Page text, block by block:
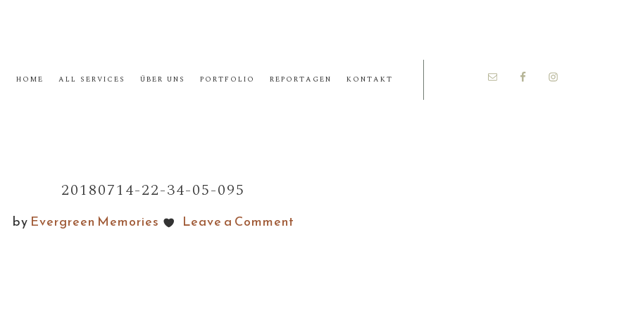
HOME ALL SERVICES ÜBER UNS PORTFOLIO REPORTAGEN KONTAKT
20180714-22-34-05-095
by Evergreen Memories Leave a Comment